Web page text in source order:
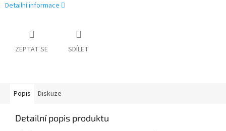
Detailní informace
ZEPTAT SE SDÍLET
Popis Diskuze
Detailní popis produktu